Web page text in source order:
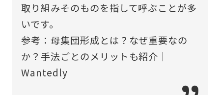
取り組みそのものを指して呼ぶことが多
いです。
参考： 母集団形成とは？なぜ重要なの
か？手法ごとのメリットも紹介｜
Wantedly